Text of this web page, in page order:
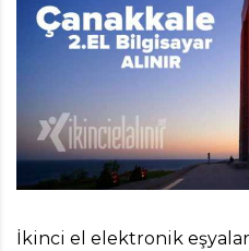
İkinci el elektronik